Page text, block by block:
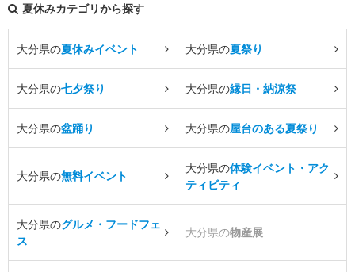
夏休みカテゴリから探す
大分県の夏休みイベント 大分県の夏祭り
大分県の七夕祭り 大分県の縁日・納涼祭
大分県の盆踊り 大分県の屋台のある夏祭り
大分県の無料イベント
大分県の体験イベント・アク
ティビティ
大分県のグルメ・フードフェ
ス
大分県の物産展